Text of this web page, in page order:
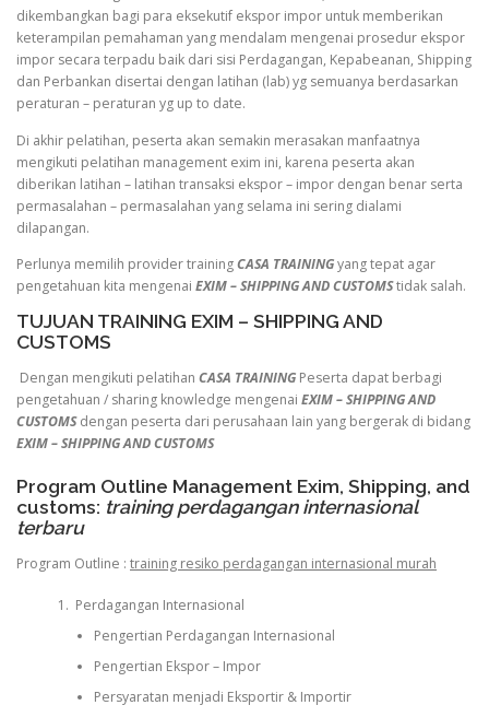
dikembangkan bagi para eksekutif ekspor impor untuk memberikan
keterampilan pemahaman yang mendalam mengenai prosedur ekspor
impor secara terpadu baik dari sisi Perdagangan, Kepabeanan, Shipping
dan Perbankan disertai dengan latihan (lab) yg semuanya berdasarkan
peraturan – peraturan yg up to date.
Di akhir pelatihan, peserta akan semakin merasakan manfaatnya
mengikuti pelatihan management exim ini, karena peserta akan
diberikan latihan – latihan transaksi ekspor – impor dengan benar serta
permasalahan – permasalahan yang selama ini sering dialami
dilapangan.
Perlunya memilih provider trainingCASA TRAININGyang tepat agar
pengetahuan kita mengenai EXIM – SHIPPING AND CUSTOMStidak salah.
TUJUAN TRAINING EXIM – SHIPPING AND
CUSTOMS
Dengan mengikuti pelatihan CASA TRAINING Peserta dapat berbagi
pengetahuan / sharing knowledge mengenai EXIM – SHIPPING AND
CUSTOMS dengan peserta dari perusahaan lain yang bergerak di bidang
EXIM – SHIPPING AND CUSTOMS
Program Outline Management Exim, Shipping, and
customs: training perdagangan internasional
terbaru
Program Outline : training resiko perdagangan internasional murah
Perdagangan Internasional
Pengertian Perdagangan Internasional
Pengertian Ekspor – Impor
Persyaratan menjadi Eksportir & Importir